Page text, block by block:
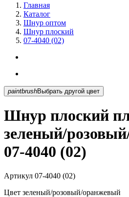
Главная
Каталог
Шнур оптом
Шнур плоский
07-4040 (02)
paintbrush Выбрать другой цвет
Шнур плоский
зеленый/
07-4040 (02)
Артикул 07-4040 (02)
Цвет зеленый/розовый/оранжевый